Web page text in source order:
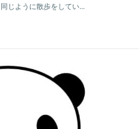
じように散歩をしてい...